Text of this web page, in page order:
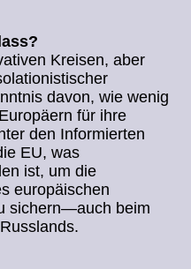
Kreisen, aber
davon, wie wenig
für ihre
den Informierten
EU, was
ist, um die
europäischen
sichern—auch beim